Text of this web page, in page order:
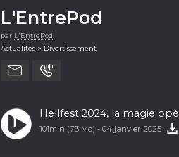
L'EntrePod
par L'EntrePod
Actualités > Divertissement
Hellfest 2024, la magie
101min (73 Mo) - 04 janvier 2025